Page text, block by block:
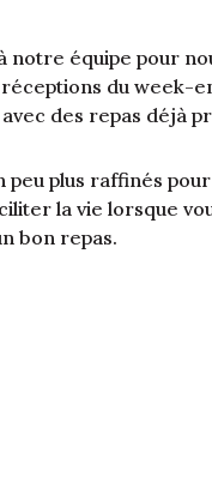
notre équipe pour
du week-
des repas déjà
plus raffinés
la vie lorsque
bon repas.